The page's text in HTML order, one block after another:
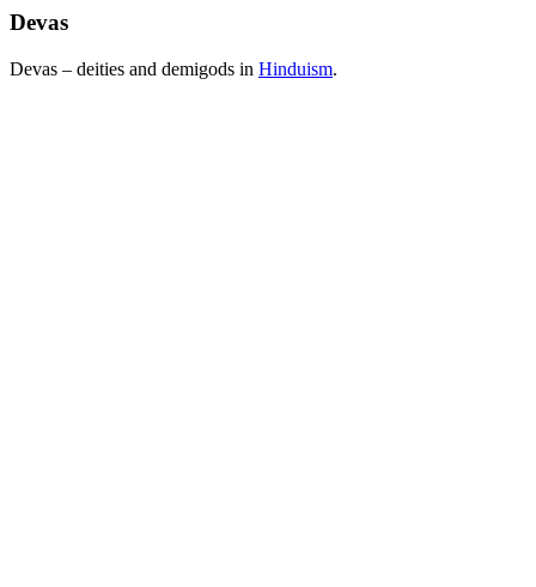
Devas
Devas – deities and demigods in Hinduism.